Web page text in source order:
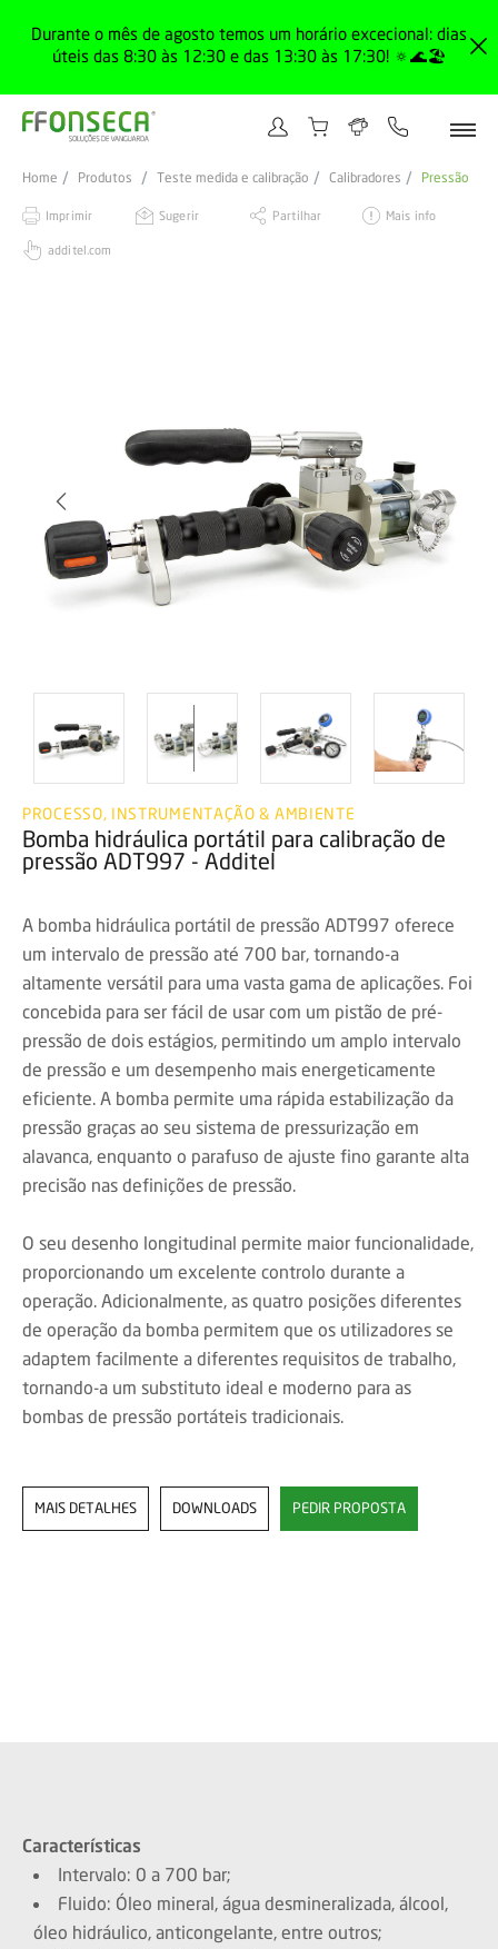
Durante o mês de agosto temos um horário excecional: dias
úteis das 8:30 às 12:30 e das 13:30 às 17:30! 🔅🌊🏖️
Home Produtos Teste medida e calibração Calibradores Pressão
Imprimir Sugerir Partilhar Mais info
additel.com
PROCESSO, INSTRUMENTAÇÃO & AMBIENTE
Bomba hidráulica portátil para calibração de
pressão ADT997 - Additel
A bomba hidráulica portátil de pressão ADT997 oferece
um intervalo de pressão até 700 bar, tornando-a
altamente versátil para uma vasta gama de aplicações. Foi
concebida para ser fácil de usar com um pistão de pré-
pressão de dois estágios, permitindo um amplo intervalo
de pressão e um desempenho mais energeticamente
eficiente. A bomba permite uma rápida estabilização da
pressão graças ao seu sistema de pressurização em
alavanca, enquanto o parafuso de ajuste fino garante alta
precisão nas definições de pressão.
O seu desenho longitudinal permite maior funcionalidade,
proporcionando um excelente controlo durante a
operação. Adicionalmente, as quatro posições diferentes
de operação da bomba permitem que os utilizadores se
adaptem facilmente a diferentes requisitos de trabalho,
tornando-a um substituto ideal e moderno para as
bombas de pressão portáteis tradicionais.
MAIS DETALHES DOWNLOADS PEDIR PROPOSTA
Características
Intervalo: 0 a 700 bar;
Fluido: Óleo mineral, água desmineralizada, álcool,
óleo hidráulico, anticongelante, entre outros;